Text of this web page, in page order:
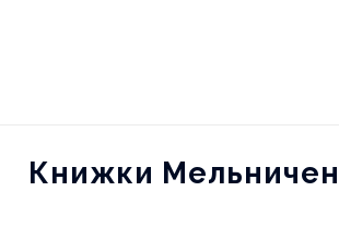
Книжки